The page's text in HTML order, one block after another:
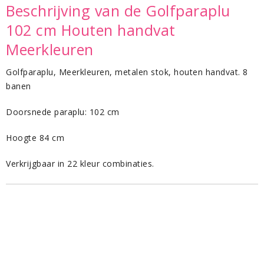
Beschrijving van de Golfparaplu
102 cm Houten handvat
Meerkleuren
Golfparaplu, Meerkleuren, metalen stok, houten handvat. 8
banen
Doorsnede paraplu: 102 cm
Hoogte 84 cm
Verkrijgbaar in 22 kleur combinaties.